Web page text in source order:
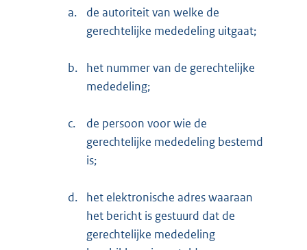
a.
de autoriteit van welke de
gerechtelijke mededeling uitgaat;
b.
het nummer van de gerechtelijke
mededeling;
c.
de persoon voor wie de
gerechtelijke mededeling bestemd
is;
d.
het elektronische adres waaraan
het bericht is gestuurd dat de
gerechtelijke mededeling